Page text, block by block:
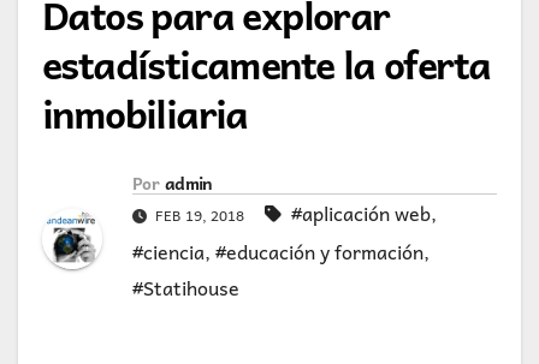
Datos para explorar
estadísticamente la oferta
inmobiliaria
Por admin
FEB 19, 2018 #aplicación web,
#ciencia,#educación y formación,
#Statihouse